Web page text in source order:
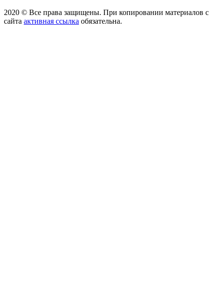
2020 © Все права защищены. При копировании материалов с
сайта активная ссылка обязательна.